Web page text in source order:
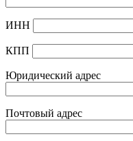
ИНН
КПП
Юридический адрес
Почтовый адрес